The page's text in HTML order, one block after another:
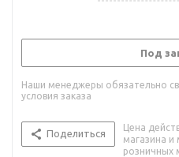
Под
Наши менеджеры обязательно
условия заказа
Поделиться
Цена
магазина и
розничных